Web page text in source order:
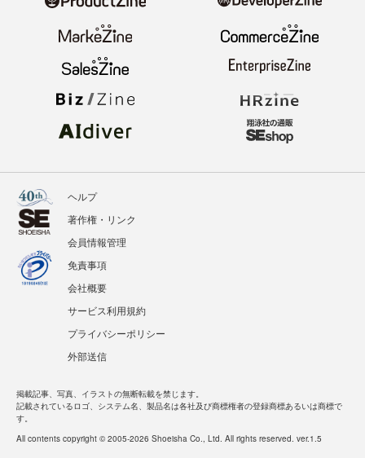
ヘルプ
著作権・リンク
会員情報管理
免責事項
会社概要
サービス利用規約
プライバシーポリシー
外部送信
掲載記事、写真、イラストの無断転載を禁じます。
記載されているロゴ、システム名、製品名は各社及び商標権者の登録商標あるいは商標で
す。
All contents copyright © 2005-2026 Shoeisha Co., Ltd. All rights reserved. ver.1.5